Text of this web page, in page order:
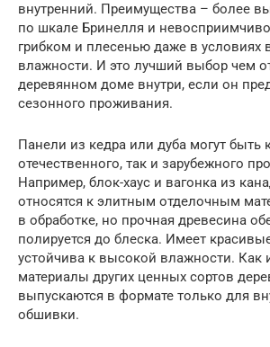
внутренний. Преимущества – более
по шкале Бринелля и
грибком и плесенью даже в условиях
влажности. И это лучший выбор чем
деревянном доме внутри, если он
сезонного проживания.
Панели из кедра или дуба могут быть
отечественного, так и зарубежного
Например, блок-хаус и вагонка из
относятся к элитным отделочным
в обработке, но прочная древесина
полируется до блеска. Имеет
устойчива к высокой влажности. Как
материалы других ценных сортов
выпускаются в формате только для
обшивки.